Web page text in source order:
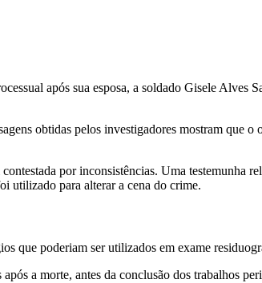
após sua esposa, a soldado Gisele Alves
obtidas pelos investigadores mostram que o
por inconsistências. Uma testemunha
utilizado para alterar a cena do crime.
que poderiam ser utilizados em exame
a morte, antes da conclusão dos trabalhos